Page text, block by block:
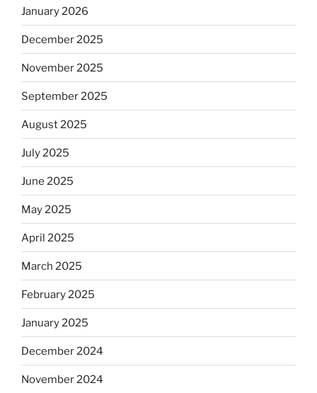
January 2026
December 2025
November 2025
September 2025
August 2025
July 2025
June 2025
May 2025
April 2025
March 2025
February 2025
January 2025
December 2024
November 2024